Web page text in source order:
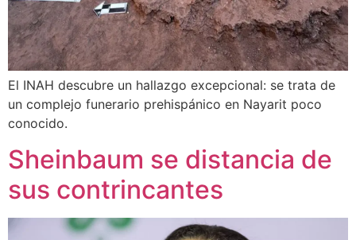
El INAH descubre un hallazgo excepcional: se trata de
un complejo funerario prehispánico en Nayarit poco
conocido.
Sheinbaum se distancia de
sus contrincantes